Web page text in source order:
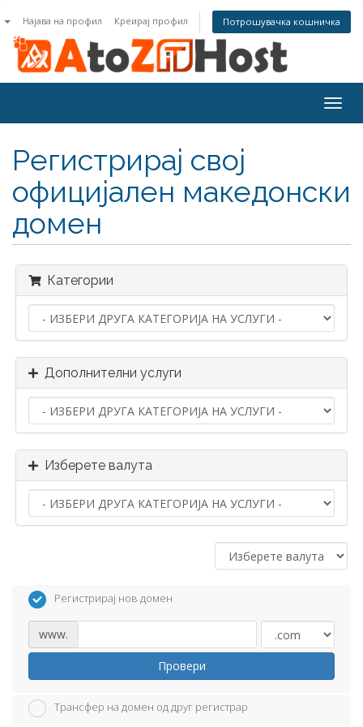
Најава на профил Креирај профил Потрошувачка кошничка
Регистрирај свој
официјален македонски
домен
Категории
Дополнителни услуги
Изберете валута
Регистрирај нов домен
www.
Провери
Трансфер на домен од друг регистрар